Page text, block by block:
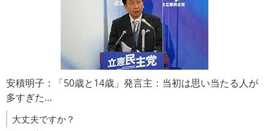
安積明子：「50歳と14歳」発言主：当初は思い当たる人が
多すぎた…
大丈夫ですか？